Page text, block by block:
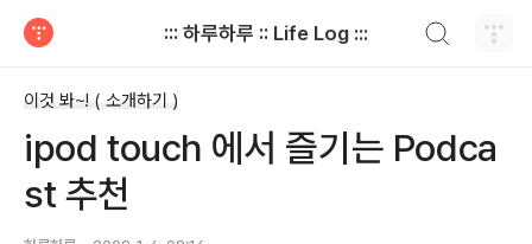
::: 하루하루 :: Life Log :::
이것 봐~! ( 소개하기 )
ipod touch 에서 즐기는 Podca
st 추천